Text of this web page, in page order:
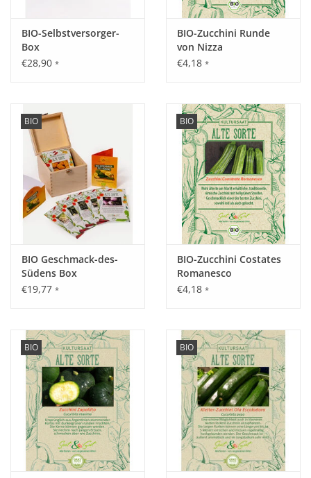
BIO-Selbstversorger-
Box
€28,90 *
BIO-Zucchini Runde
von Nizza
€4,18 *
BIO
BIO Geschmack-des-
Südens Box
€19,77 *
BIO
BIO-Zucchini Costates
Romanesco
€4,18 *
BIO BIO